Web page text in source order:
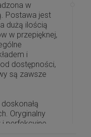
w
Postawa jest
dużą ilością
w przepięknej,
i
dostępności,
są zawsze
Oryginalny
perfekcyjne